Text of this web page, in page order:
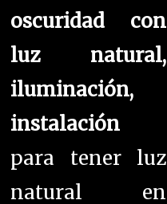
oscuridad con
luz natural,
iluminación,
instalación
para tener luz
natural en